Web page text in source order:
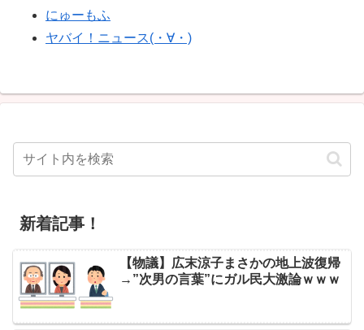
にゅーもふ
ヤバイ！ニュース(・∀・)
新着記事！
【物議】広末涼子まさかの地上波復帰
→”次男の言葉”にガル民大激論ｗｗｗ